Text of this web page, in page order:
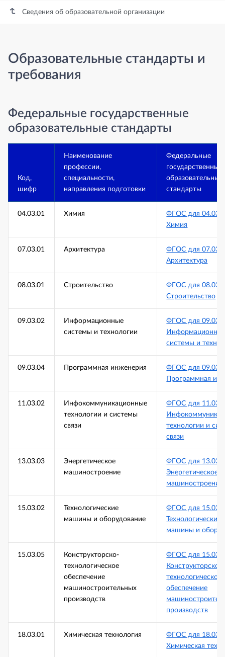
Сведения об образовательной организации
Образовательные стандарты и
требования
Федеральные государственные
образовательные стандарты
Код,
шифр
Наименование
профессии,
специальности,
направления подготовки
Федеральные
государственные
образовательные
стандарты
04.03.01 Химия
ФГОС для
Химия
07.03.01 Архитектура
ФГОС для
Архитектура
08.03.01 Строительство
ФГОС для
Строительство
09.03.02
Информационные
системы и технологии
ФГОС для
системы и
09.03.04 Программная инженерия
ФГОС для
Программная
11.03.02
Инфокоммуникационные
технологии и системы
связи
ФГОС для
технологии и
связи
13.03.03
Энергетическое
машиностроение
ФГОС для
Энергетическое
машиностроение
15.03.02
Технологические
машины и оборудование
ФГОС для
Технологические
машины и
15.03.05
Конструкторско-
технологическое
обеспечение
машиностроительных
производств
ФГОС для
Конструкторско-
технологическое
обеспечение
производств
18.03.01 Химическая технология
ФГОС для
Химическая